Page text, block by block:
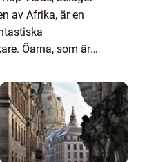
av Afrika, är en
Öarna, som är
turister från hela